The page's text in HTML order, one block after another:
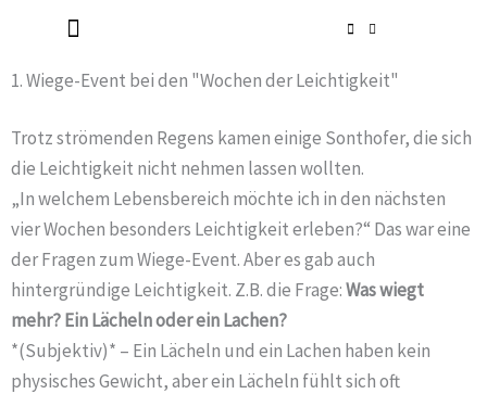
springen
1. Wiege-Event bei den "Wochen der Leichtigkeit"
Trotz strömenden Regens kamen einige Sonthofer, die sich
die Leichtigkeit nicht nehmen lassen wollten.
„In welchem Lebensbereich möchte ich in den nächsten
vier Wochen besonders Leichtigkeit erleben?“ Das war eine
der Fragen zum Wiege-Event. Aber es gab auch
hintergründige Leichtigkeit. Z.B. die Frage:Was wiegt
mehr? Ein Lächeln oder ein Lachen?
*(Subjektiv)* – Ein Lächeln und ein Lachen haben kein
physisches Gewicht, aber ein Lächeln fühlt sich oft